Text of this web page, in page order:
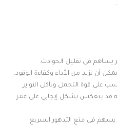
يساهم في تقليل الحوادث.
يمكن أن يزيد من الأداء وكفاءة الوقود.
على قوة التحمل وتآكل التواير.
قد ينعكس بشكل إيجابي على عمر
يسهم في منع التدهور السريع.